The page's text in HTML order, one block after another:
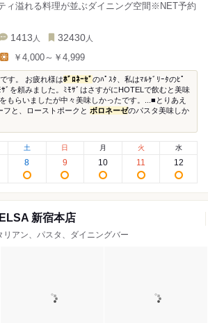
ィ溢れる料理が並ぶダイニング空間※NET予約
1413 人 32430 人
￥4,000～￥4,999
す。 お疲れ様はﾎﾞﾛﾈｰｾﾞのﾊﾟｽﾀ、私はﾏﾙｹﾞﾘｰﾀのﾋﾟ
ﾞを頼みました。ﾐﾓｻﾞはさすがにHOTELで飲むと美味
もらいましたが中々美味しかったです。...■とりあえ
と、ローストポークと ボロネーゼのパスタ美味しか
土
8
日
9
月
10
火
11
水
12
新宿本店
リアン、パスタ、ダイニングバー